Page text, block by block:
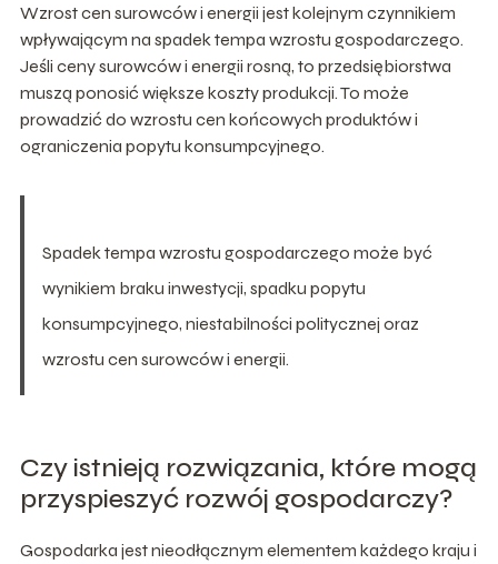
Wzrost cen surowców i energii jest kolejnym czynnikiem
wpływającym na spadek tempa wzrostu gospodarczego.
Jeśli ceny surowców i energii rosną, to przedsiębiorstwa
muszą ponosić większe koszty produkcji. To może
prowadzić do wzrostu cen końcowych produktów i
ograniczenia popytu konsumpcyjnego.
Spadek tempa wzrostu gospodarczego może być
wynikiem braku inwestycji, spadku popytu
konsumpcyjnego, niestabilności politycznej oraz
wzrostu cen surowców i energii.
Czy istnieją rozwiązania, które mogą
przyspieszyć rozwój gospodarczy?
Gospodarka jest nieodłącznym elementem każdego kraju i